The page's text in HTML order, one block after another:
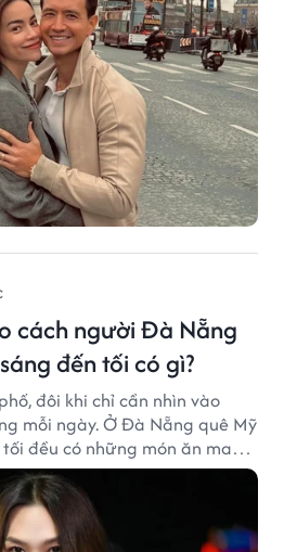
cách người Đà Nẵng
đến tối có gì?
đôi khi chỉ cần nhìn vào
mỗi ngày. Ở Đà Nẵng quê Mỹ
đều có những món ăn mang